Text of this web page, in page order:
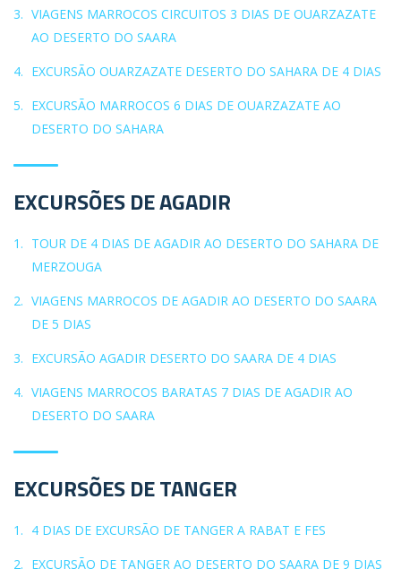
VIAGENS MARROCOS CIRCUITOS 3 DIAS DE OUARZAZATE
AO DESERTO DO SAARA
EXCURSÃO OUARZAZATE DESERTO DO SAHARA DE 4 DIAS
EXCURSÃO MARROCOS 6 DIAS DE OUARZAZATE AO
DESERTO DO SAHARA
EXCURSÕES DE AGADIR
TOUR DE 4 DIAS DE AGADIR AO DESERTO DO SAHARA DE
MERZOUGA
VIAGENS MARROCOS DE AGADIR AO DESERTO DO SAARA
DE 5 DIAS
EXCURSÃO AGADIR DESERTO DO SAARA DE 4 DIAS
VIAGENS MARROCOS BARATAS 7 DIAS DE AGADIR AO
DESERTO DO SAARA
EXCURSÕES DE TANGER
4 DIAS DE EXCURSÃO DE TANGER A RABAT E FES
EXCURSÃO DE TANGER AO DESERTO DO SAARA DE 9 DIAS